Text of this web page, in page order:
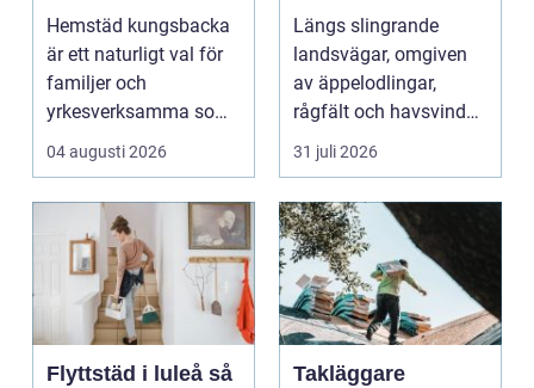
en lugnare vardag
Hemstäd kungsbacka
är ett naturligt val för
familjer och
yrkesverksamma som
vill ha ett rent hem
04 augusti 2026
möter kreativt
hantverk
Längs slingrande
landsvägar, omgiven
av äppelodlingar,
rågfält och havsvindar,
har
blomsterhantverke...
31 juli 2026
Flyttstäd i luleå så
Takläggare